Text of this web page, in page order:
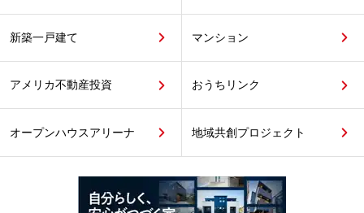
新築一戸建て マンション
アメリカ不動産投資 おうちリンク
オープンハウスアリーナ 地域共創プロジェクト